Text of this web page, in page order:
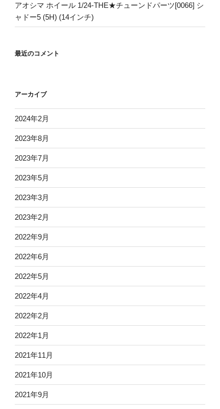
アオシマ ホイール 1/24-THE★チューンドパーツ[0066] シ
ャドー5 (5H) (14インチ)
最近のコメント
アーカイブ
2024年2月
2023年8月
2023年7月
2023年5月
2023年3月
2023年2月
2022年9月
2022年6月
2022年5月
2022年4月
2022年2月
2022年1月
2021年11月
2021年10月
2021年9月